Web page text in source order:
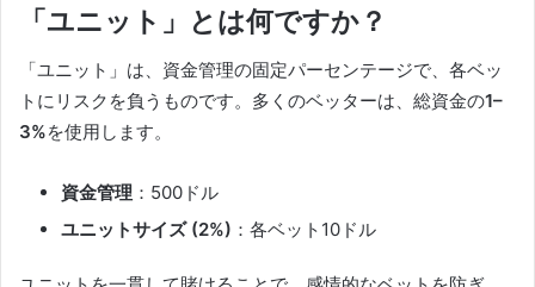
「ユニット」とは何ですか？
「ユニット」は、資金管理の固定パーセンテージで、各ベッ
トにリスクを負うものです。多くのベッターは、総資金の1–
3%を使用します。
資金管理 ：500ドル
ユニットサイズ (2%) ：各ベット10ドル